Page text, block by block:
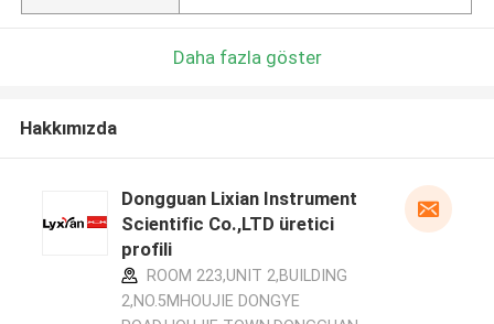
Daha fazla göster
Hakkımızda
Dongguan Lixian Instrument
Scientific Co.,LTD üretici
profili
ROOM 223,UNIT 2,BUILDING
2,NO.5MHOUJIE DONGYE